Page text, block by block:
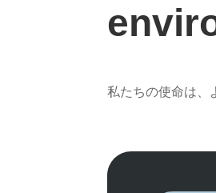
私たちの使命は、